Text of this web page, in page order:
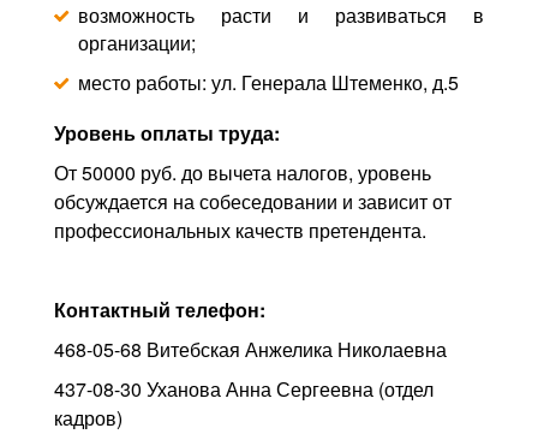
возможность расти и развиваться в
организации;
место работы: ул. Генерала Штеменко, д.5
Уровень оплаты труда:
От 50000 руб. до вычета налогов, уровень
обсуждается на собеседовании и зависит от
профессиональных качеств претендента.
Контактный телефон:
468-05-68 Витебская Анжелика Николаевна
437-08-30 Уханова Анна Сергеевна (отдел
кадров)